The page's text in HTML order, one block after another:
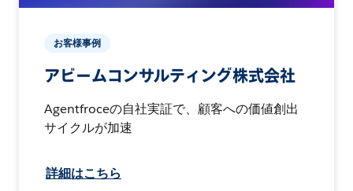
お客様事例
アビームコンサルティング株式会社
Agentfroceの自社実証で、顧客への価値創出
サイクルが加速
詳細はこちら